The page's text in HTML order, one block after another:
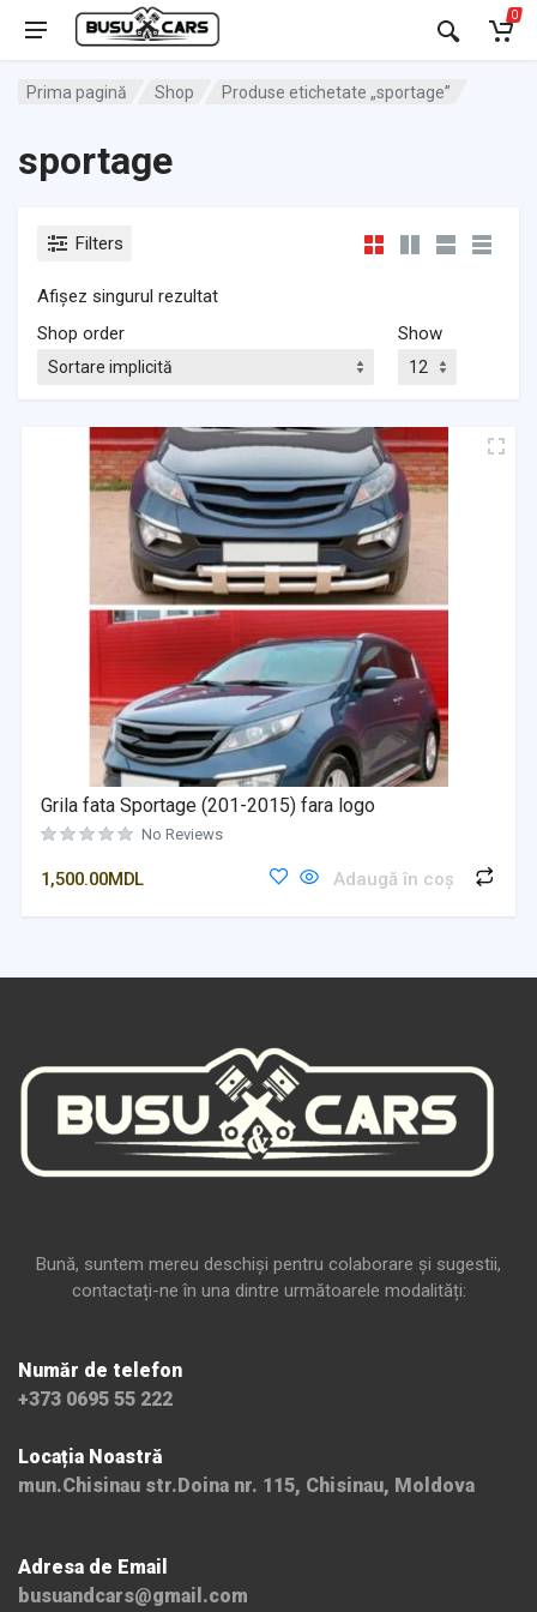
0
Prima pagină Shop Produse etichetate „sportage”
sportage
Filters
Afișez singurul rezultat
Shop order
Show
Grila fata Sportage (201-2015) fara logo
No Reviews
1,500.00MDL Adaugă în coș
Bună, suntem mereu deschiși pentru colaborare și sugestii,
contactați-ne în una dintre următoarele modalități:
Număr de telefon
+373 0695 55 222
Locația Noastră
mun.Chisinau str.Doina nr. 115, Chisinau, Moldova
Adresa de Email
busuandcars@gmail.com